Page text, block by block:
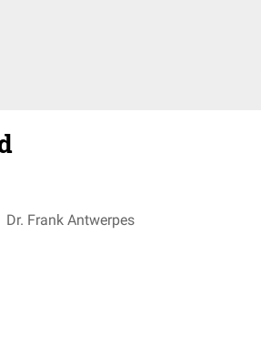
Dr. Frank Antwerpes